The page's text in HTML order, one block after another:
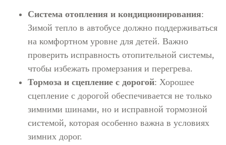
Система отопления и кондиционирования:
Зимой тепло в автобусе должно поддерживаться
на комфортном уровне для детей. Важно
проверить исправность отопительной системы,
чтобы избежать промерзания и перегрева.
Тормоза и сцепление с дорогой: Хорошее
сцепление с дорогой обеспечивается не только
зимними шинами, но и исправной тормозной
системой, которая особенно важна в условиях
зимних дорог.